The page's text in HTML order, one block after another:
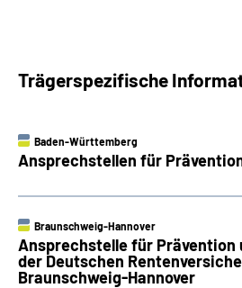
Trägerspezifische
Baden-Württemberg
Ansprechstellen für
Braunschweig-Hannover
Ansprechstelle für Prävention
der Deutschen
Braunschweig-Hannover